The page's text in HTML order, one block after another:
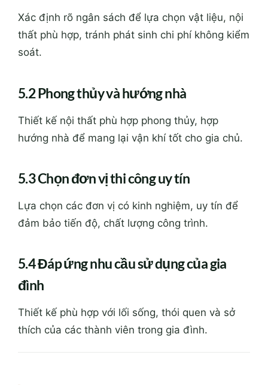
Xác định rõ ngân sách để lựa chọn vật liệu, nội
thất phù hợp, tránh phát sinh chi phí không kiểm
soát.
5.2 Phong thủy và hướng nhà
Thiết kế nội thất phù hợp phong thủy, hợp
hướng nhà để mang lại vận khí tốt cho gia chủ.
5.3 Chọn đơn vị thi công uy tín
Lựa chọn các đơn vị có kinh nghiệm, uy tín để
đảm bảo tiến độ, chất lượng công trình.
5.4 Đáp ứng nhu cầu sử dụng của gia
đình
Thiết kế phù hợp với lối sống, thói quen và sở
thích của các thành viên trong gia đình.